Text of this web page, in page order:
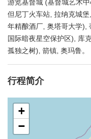
游览基督城 (基督城艺术
但尼丁火车站, 拉纳克城
年精酿酒厂, 奥塔哥大学),
国际暗夜星空保护区), 库
孤独之树), 箭镇, 奥玛鲁。
行程简介
+
−